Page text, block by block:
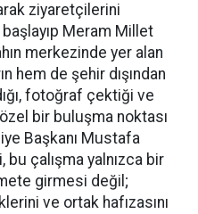
ziyaretçilerini
başlayıp Meram Millet
merkezinde yer alan
hem de şehir dışından
fotoğraf çektiği ve
bir buluşma noktası
Başkanı Mustafa
çalışma yalnızca bir
girmesi değil;
ve ortak hafızasını